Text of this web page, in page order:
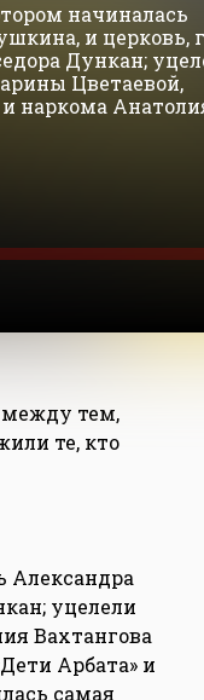
начиналась
и церковь,
Дункан;
Цветаевой,
наркома
тем,
те, кто
Александра
уцелели
Вахтангова
Арбата» и
самая